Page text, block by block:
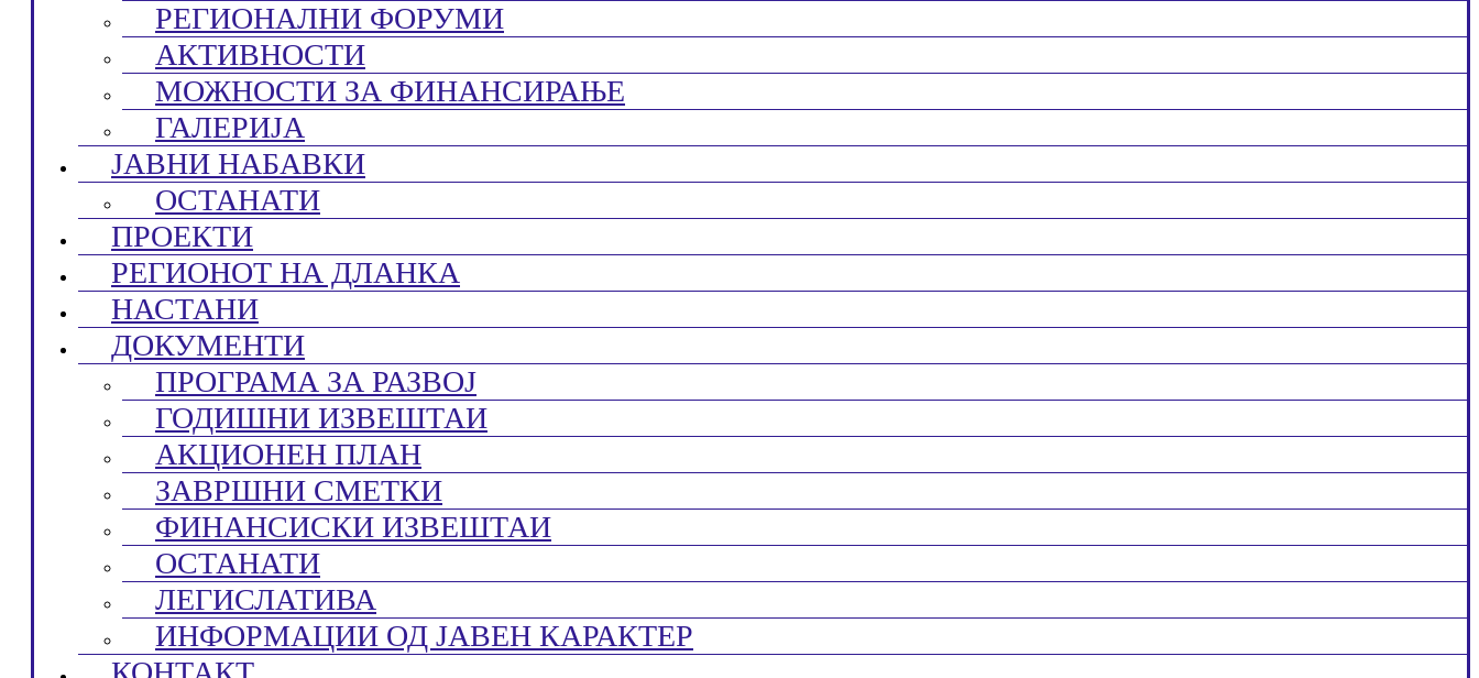
РЕГИОНАЛНИ ФОРУМИ
АКТИВНОСТИ
МОЖНОСТИ ЗА ФИНАНСИРАЊЕ
ГАЛЕРИЈА
ЈАВНИ НАБАВКИ
ОСТАНАТИ
ПРОЕКТИ
РЕГИОНОТ НА ДЛАНКА
НАСТАНИ
ДОКУМЕНТИ
ПРОГРАМА ЗА РАЗВОЈ
ГОДИШНИ ИЗВЕШТАИ
АКЦИОНЕН ПЛАН
ЗАВРШНИ СМЕТКИ
ФИНАНСИСКИ ИЗВЕШТАИ
ОСТАНАТИ
ЛЕГИСЛАТИВА
ИНФОРМАЦИИ ОД ЈАВЕН КАРАКТЕР